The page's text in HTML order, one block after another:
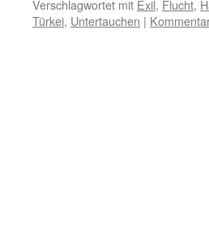
Verschlagwortet mit Exil, Flucht,
Türkei, Untertauchen |